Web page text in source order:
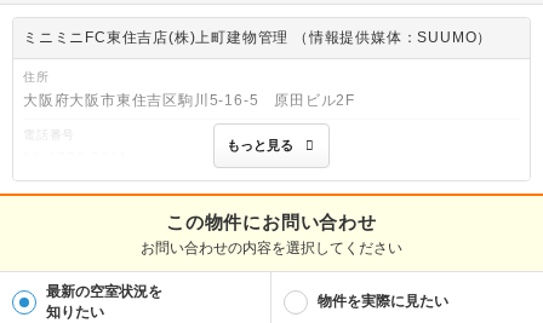
ミニミニFC東住吉店(株)上町建物管理 （情報提供媒体：SUUMO）
住所
大阪府大阪市東住吉区駒川5-16-5 原田ビル2F
電話番号
免許番号
大阪府知事(4)第46407号
仲介
物件管理番号
もっと見る
この物件にお問い合わせ
お問い合わせの内容を選択してください
最新の空室状況を
知りたい
物件を実際に見たい